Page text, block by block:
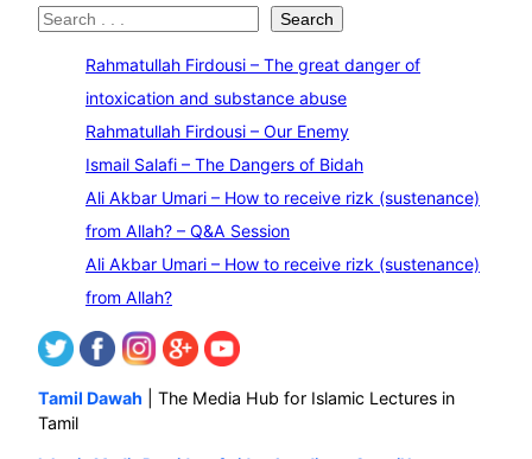
S
Search
Rahmatullah Firdousi – The great danger of
intoxication and substance abuse
Rahmatullah Firdousi – Our Enemy
Ismail Salafi – The Dangers of Bidah
Ali Akbar Umari – How to receive rizk (sustenance)
from Allah? – Q&A Session
Ali Akbar Umari – How to receive rizk (sustenance)
from Allah?
Tamil Dawah | The Media Hub for Islamic Lectures in
Tamil